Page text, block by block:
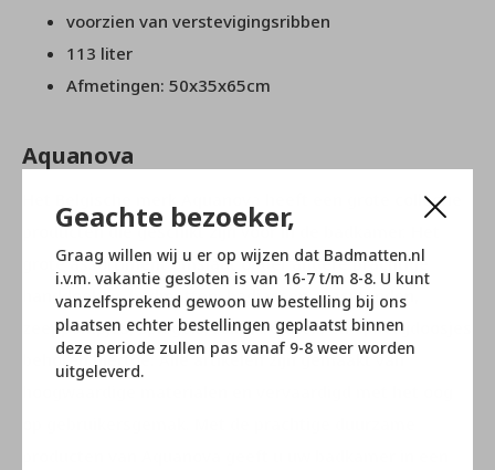
Geachte bezoeker,
Graag willen wij u er op wijzen dat Badmatten.nl
i.v.m. vakantie gesloten is van 16-7 t/m 8-8. U kunt
vanzelfsprekend gewoon uw bestelling bij ons
plaatsen echter bestellingen geplaatst binnen
deze periode zullen pas vanaf 9-8 weer worden
uitgeleverd.
voorzien van verstevigingsribben
113 liter
Afmetingen: 50x35x65cm
Aquanova
Het Belgische merk Aquanova heeft een grote collectie
producten die geschikt zijn voor in de badkamer. Het
grote assortiment omslaat onder andere prachtige
handdoeken, badmatten, badjassen, wasmanden,
zeeppompjes, spiegels, toilet borstels en opbergdoosjes
behoren hiertoe. Alle artikelen zijn gemaakt van